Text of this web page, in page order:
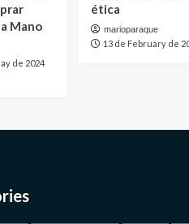
Mano
de 2024
ética
marioparaque
13 de February de